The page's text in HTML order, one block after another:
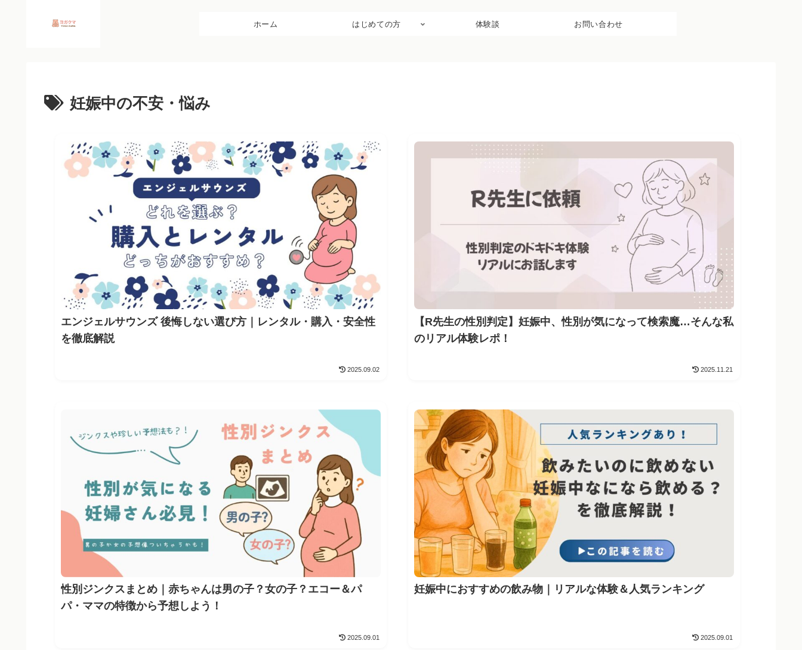
ホーム はじめての方 体験談 お問い合わせ
妊娠中の不安・悩み
エンジェルサウンズ 後悔しない選び方｜レンタル・購入・安全性
を徹底解説
2025.09.02
【R先生の性別判定】妊娠中、性別が気になって検索魔…そんな私
のリアル体験レポ！
2025.11.21
性別ジンクスまとめ｜赤ちゃんは男の子？女の子？エコー＆パ
パ・ママの特徴から予想しよう！
2025.09.01
妊娠中におすすめの飲み物｜リアルな体験＆人気ランキング
2025.09.01